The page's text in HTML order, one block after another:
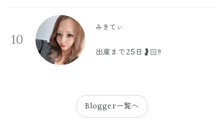
10
みきてぃ
出産まで25日🤰🏻‼️
Blogger一覧へ